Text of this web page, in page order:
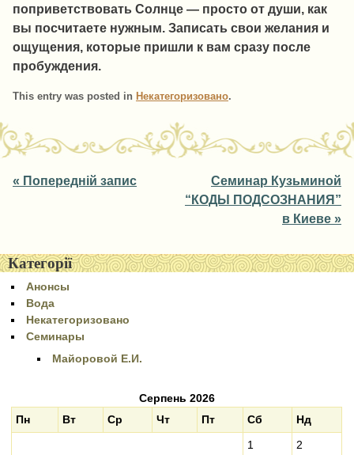
поприветствовать Солнце — просто от души, как
вы посчитаете нужным. Записать свои желания и
ощущения, которые пришли к вам сразу после
пробуждения.
This entry was posted in Некатегоризовано.
Post navigation
« Попередній запис
Семинар Кузьминой
“КОДЫ ПОДСОЗНАНИЯ”
в Киеве »
Категорії
Анонсы
Вода
Некатегоризовано
Семинары
Майоровой Е.И.
Серпень 2026
Пн
Вт Ср Чт Пт Сб
Нд
1
2